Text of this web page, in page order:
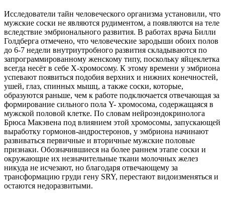
Исследователи тайн человеческого организма установили, что
мужские соски не являются рудиментом, а появляются на теле
вследствие эмбрионального развития. В работах врача Билли
Голдберга отмечено, что человеческие зародыши обоих полов
до 6-7 недели внутриутробного развития складываются по
запрограммированному женскому типу, поскольку яйцеклетка
всегда несёт в себе Х-хромосому. К этому времени у эмбриона
успевают появиться подобия верхних и нижних конечностей,
ушей, глаз, спинных мышц, а также соски, которые,
образуются раньше, чем к работе подключается отвечающая за
формирование сильного пола Y- хромосома, содержащаяся в
мужской половой клетке. По словам нейроэндокринолога
Брюса Макэвена под влиянием этой хромосомы, запускающей
выработку гормонов-андростеронов, у эмбриона начинают
развиваться первичные и вторичные мужские половые
признаки. Обозначившиеся на более раннем этапе соски и
окружающие их незначительные ткани молочных желез
никуда не исчезают, но благодаря отвечающему за
трансформацию груди гену SRY, перестают видоизменяться и
остаются недоразвитыми.